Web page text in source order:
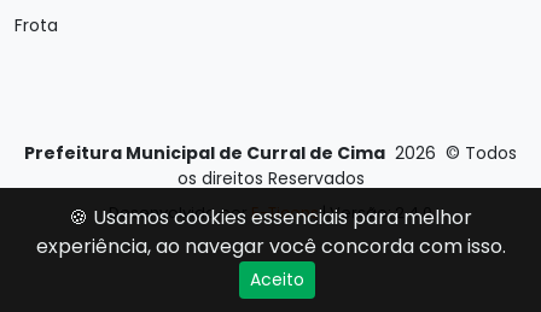
Frota
Prefeitura Municipal de Curral de Cima 2026 © Todos
os direitos Reservados
Desenvolvido por E-Ticons| Versão: 2.4.0
🍪 Usamos cookies essenciais para melhor
experiência, ao navegar você concorda com isso.
Aceito